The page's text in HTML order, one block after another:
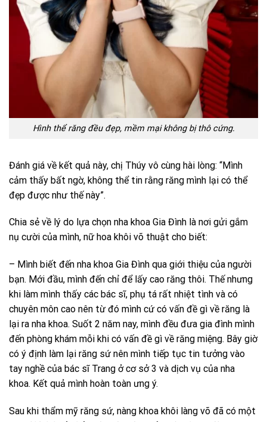
Hình thể răng đều đẹp, mềm mại không bị thô cứng.
Đánh giá về kết quả này, chị Thúy vô cùng hài lòng: “Mình
cảm thấy bất ngờ, không thể tin rằng răng mình lại có thể
đẹp được như thế này”.
Chia sẻ về lý do lựa chọn nha khoa Gia Đình là nơi gửi gắm
nụ cười của mình, nữ hoa khôi võ thuật cho biết:
– Mình biết đến nha khoa Gia Đình qua giới thiệu của người
bạn. Mới đầu, mình đến chỉ để lấy cao răng thôi. Thế nhưng
khi làm mình thấy các bác sĩ, phụ tá rất nhiệt tình và có
chuyên môn cao nên từ đó mình cứ có vấn đề gì về răng là
lại ra nha khoa. Suốt 2 năm nay, mình đều đưa gia đình mình
đến phòng khám mỗi khi có vấn đề gì về răng miệng. Bây giờ
có ý định làm lại răng sứ nên mình tiếp tục tin tưởng vào
tay nghề của bác sĩ Trang ở cơ sở 3 và dịch vụ của nha
khoa. Kết quả mình hoàn toàn ưng ý.
Sau khi thẩm mỹ răng sứ, nàng khoa khôi làng võ đã có một